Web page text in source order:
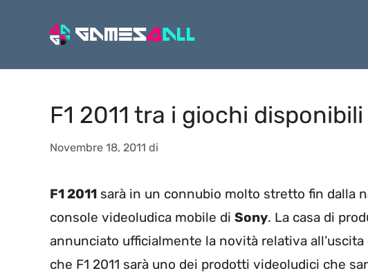
F1 2011 tra i giochi
Novembre 18, 2011 di
F1 2011 sarà in un connubio molto stretto fin dalla
console videoludica mobile di Sony. La casa di
annunciato ufficialmente la novità relativa all’uscita
che F1 2011 sarà uno dei prodotti videoludici che